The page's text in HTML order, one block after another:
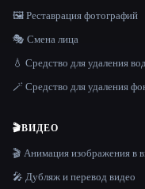
🖼️ Реставрация фотографий
🎭 Смена лица
💧 Средство для удаления
🪄 Средство для удаления
🎬ВИДЕО
🎬 Анимация изображения в
🎤 Дубляж и перевод видео